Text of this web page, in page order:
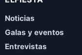
Noticias
Galas y eventos
Entrevistas